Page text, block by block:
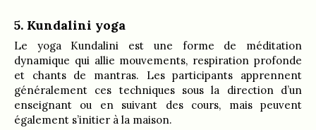
5. Kundalini yoga
Le yoga Kundalini est une forme de méditation
dynamique qui allie mouvements, respiration profonde
et chants de mantras. Les participants apprennent
généralement ces techniques sous la direction d’un
enseignant ou en suivant des cours, mais peuvent
également s’initier à la maison.